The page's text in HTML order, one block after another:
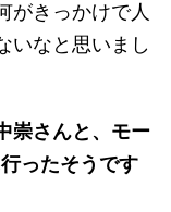
がきっかけで人
いなと思いまし
崇さんと、モー
ったそうです